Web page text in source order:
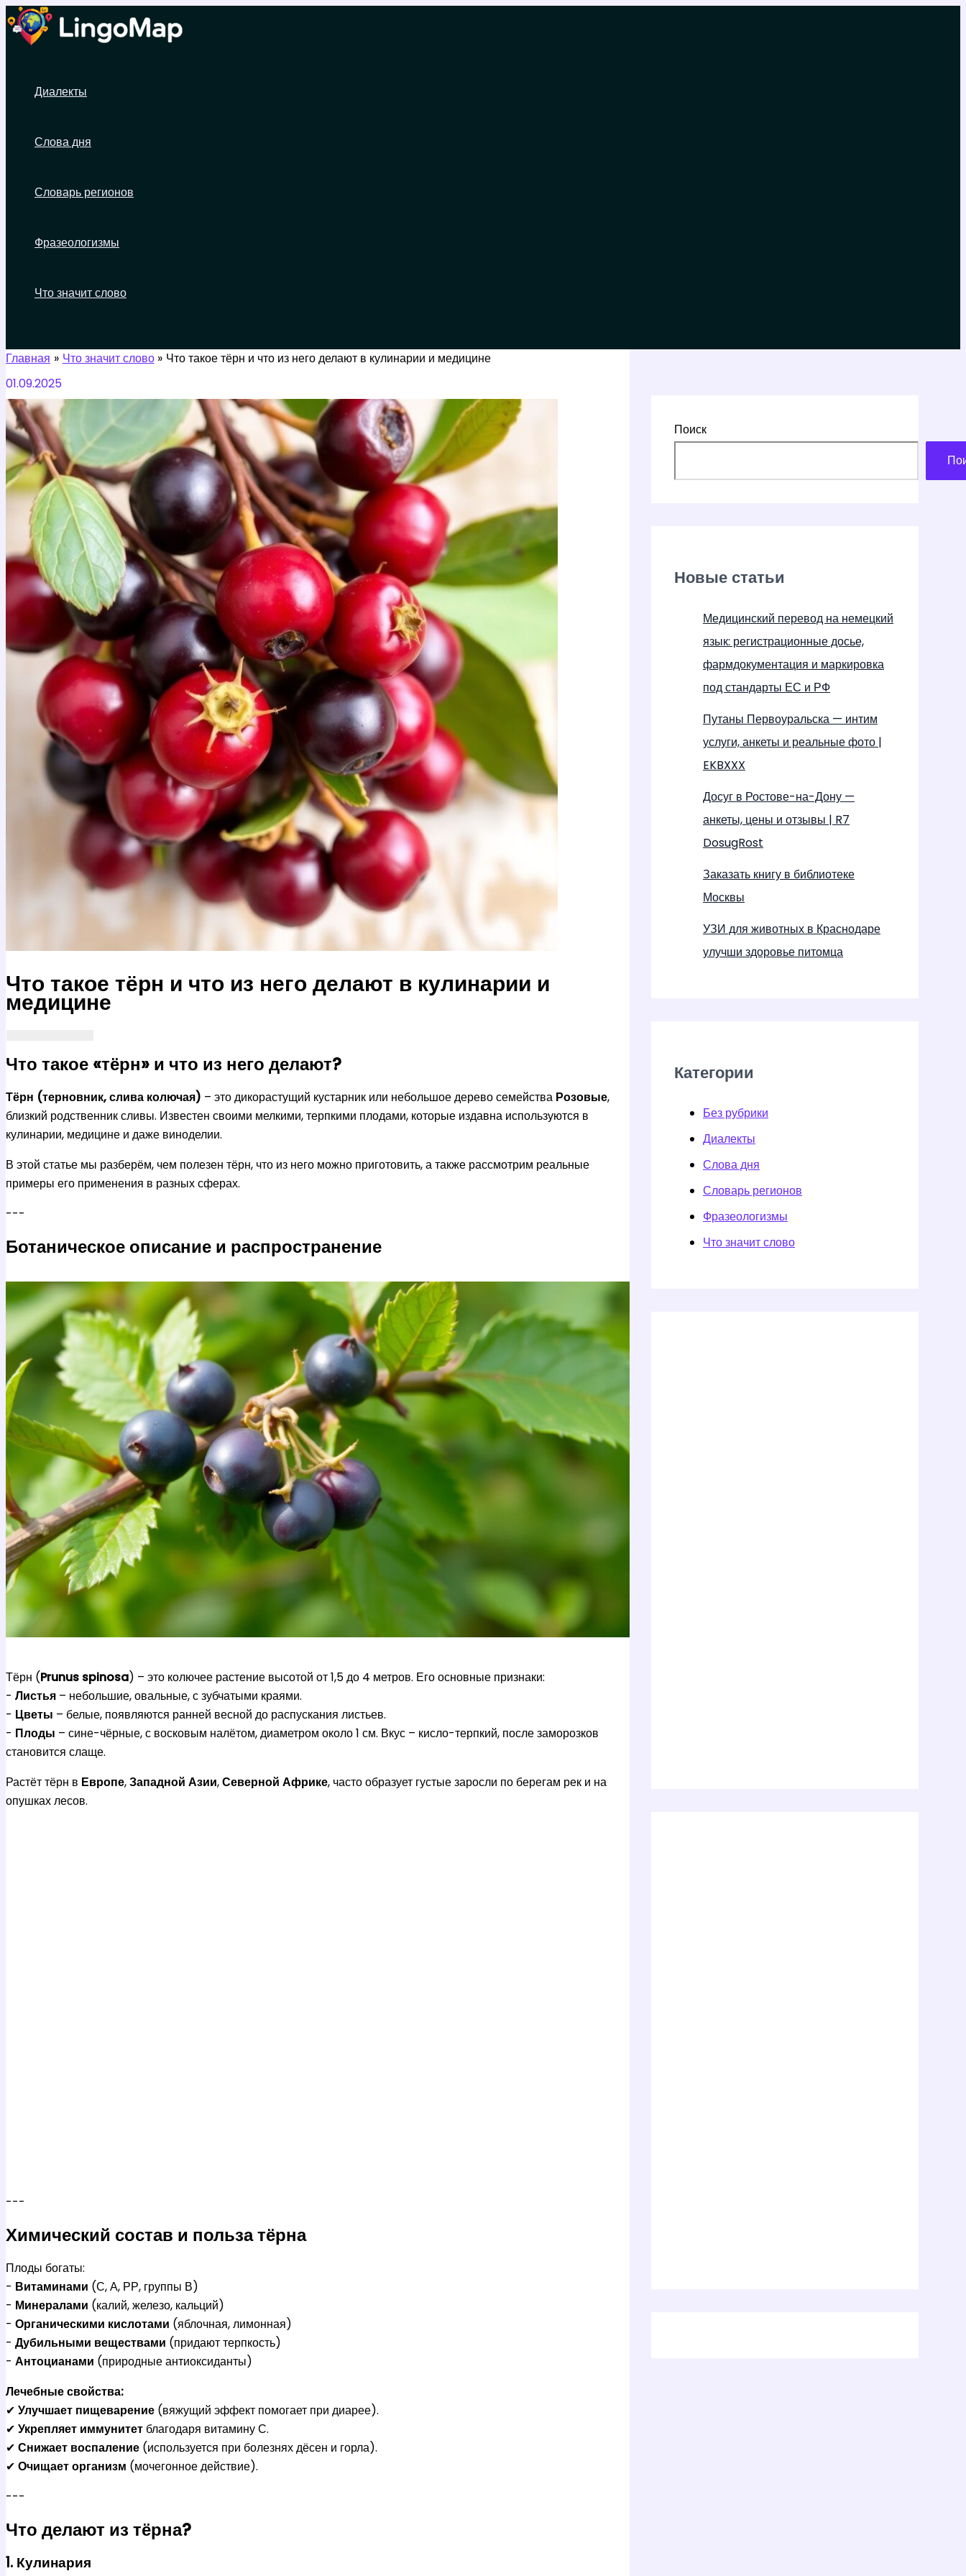
Перейти
содержимому
Диалекты
Слова дня
Словарь регионов
Фразеологизмы
Что значит слово
Главная Что значит слово
Что такое тёрн и что из него делают в кулинарии и медицине
01.09.2025
Что такое тёрн и что из него делают в кулинарии и
медицине
Что такое «тёрн» и что из него делают?
Тёрн (терновник, слива колючая) – это дикорастущий кустарник или небольшое дерево семейства Розовые,
близкий родственник сливы. Известен своими мелкими, терпкими плодами, которые издавна используются в
кулинарии, медицине и даже виноделии.
В этой статье мы разберём, чем полезен тёрн, что из него можно приготовить, а также рассмотрим реальные
примеры его применения в разных сферах.
---
Ботаническое описание и распространение
Тёрн (Prunus spinosa) – это колючее растение высотой от 1,5 до 4 метров. Его основные признаки:
- Листья – небольшие, овальные, с зубчатыми краями.
- Цветы – белые, появляются ранней весной до распускания листьев.
- Плоды – сине-чёрные, с восковым налётом, диаметром около 1 см. Вкус – кисло-терпкий, после заморозков
становится слаще.
Растёт тёрн в Европе,Западной Азии,Северной Африке, часто образует густые заросли по берегам рек и на
опушках лесов.
---
Химический состав и польза тёрна
Плоды богаты:
- Витаминами (С, А, РР, группы В)
- Минералами (калий, железо, кальций)
- Органическими кислотами (яблочная, лимонная)
- Дубильными веществами (придают терпкость)
- Антоцианами (природные антиоксиданты)
Лечебные свойства:
✔ Улучшает пищеварение (вяжущий эффект помогает при диарее).
✔ Укрепляет иммунитет благодаря витамину С.
✔ Снижает воспаление (используется при болезнях дёсен и горла).
✔ Очищает организм (мочегонное действие).
---
Что делают из тёрна?
1. Кулинария
Поиск
Новые статьи
Медицинский перевод на немецкий
язык: регистрационные досье,
фармдокументация и маркировка
под стандарты ЕС и РФ
Путаны Первоуральска — интим
услуги, анкеты и реальные фото |
EKBXXX
Досуг в Ростове-на-Дону —
анкеты, цены и отзывы | R7
DosugRost
Заказать книгу в библиотеке
Москвы
УЗИ для животных в Краснодаре
улучши здоровье питомца
Категории
Без рубрики
Диалекты
Слова дня
Словарь регионов
Фразеологизмы
Что значит слово